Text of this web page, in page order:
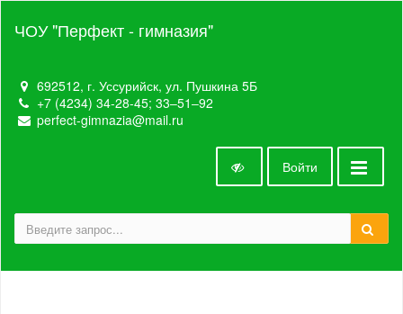
ЧОУ "Перфект - гимназия"
692512, г. Уссурийск, ул. Пушкина 5Б
+7 (4234) 34-28-45; 33‒51‒92
perfect-gimnazia@mail.ru
Войти